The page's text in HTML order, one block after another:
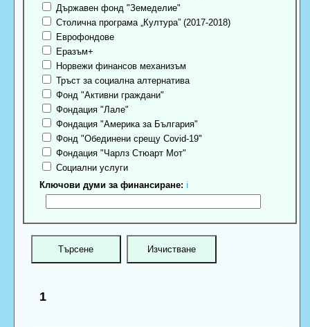
Държавен фонд "Земеделие"
Столична програма „Култура” (2017-2018)
Еврофондове
Еразъм+
Норвежи финансов механизъм
Тръст за социална алтернатива
Фонд "Активни граждани"
Фондация "Лале"
Фондация "Америка за България"
Фонд "Обединени срещу Covid-19"
Фондация "Чарлз Стюарт Мот"
Социални услуги
Ключови думи за финансиране: ℹ
1